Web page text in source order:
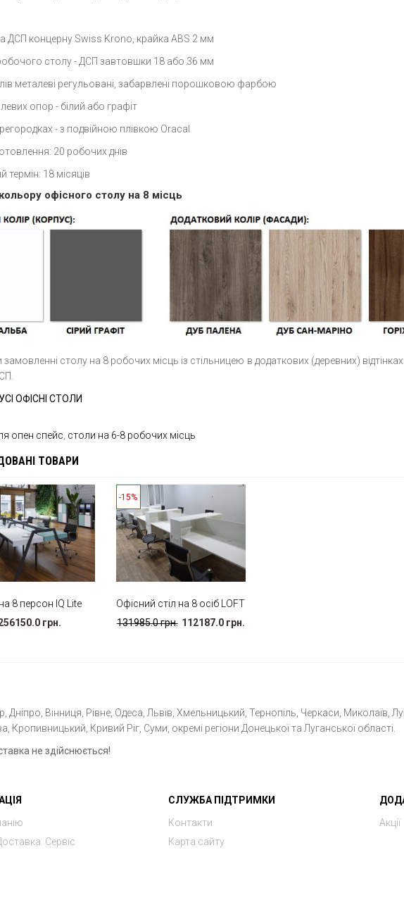
ДСП концерну Swiss Krono, крайка ABS 2 мм
столу - ДСП завтовшки 18 або 36 мм
металеві регульовані, забарвлені порошковою фарбою
опор - білий або графіт
- з подвійною плівкою Oracal
20 робочих днів
термін: 18 місяців
офісного столу на 8 місць
столу на 8 робочих місць із стільницею в додаткових (деревних) відтінках
ОФІСНІ СТОЛИ
опен спейс столи на 6-8 робочих місць
ТОВАРИ
8 персон IQ Lite
грн.
-15%
Офісний стіл на 8 осіб LOFT
131985.0 грн. 112187.0 грн.
Вінниця, Рівне, Одеса, Львів, Хмельницький, Тернопіль, Черкаси, Миколаїв,
Кривий Ріг, Суми, окремі регіони Донецької та Луганської області.
не здійснюється!
Сервіс
СЛУЖБА ПІДТРИМКИ
Контакти
Карта сайту
Акції